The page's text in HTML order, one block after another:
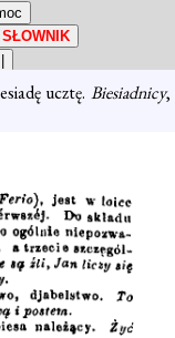
ucztę.Biesiadnicy,